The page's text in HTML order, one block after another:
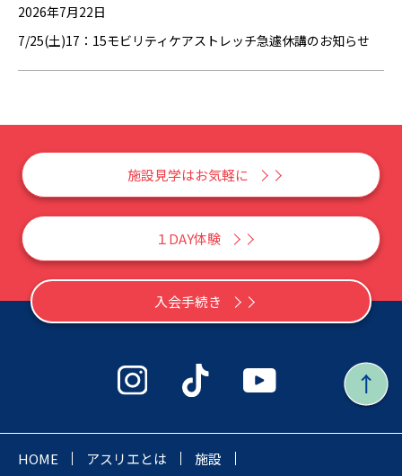
2026年7月22日
7/25(土)17：15モビリティケアストレッチ急遽休講のお知らせ
施設見学はお気軽に
１DAY体験
入会手続き
HOME アスリエとは
施設